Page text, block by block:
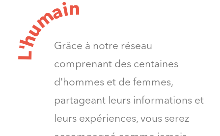
L
'
h
u
main
Grâce à notre réseau
comprenant des centaines
d'hommes et de femmes,
partageant leurs informations et
leurs expériences, vous serez